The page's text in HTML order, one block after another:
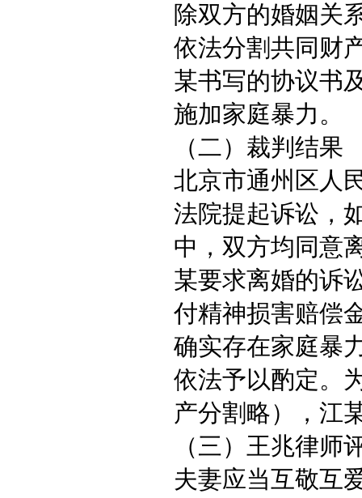
除双方的婚姻关
依法分割共同财
某书写的协议书
施加家庭暴力。
（二）裁判结果
北京市通州区人
法院提起诉讼，
中，双方均同意
某要求离婚的诉
付精神损害赔偿
确实存在家庭暴
依法予以酌定。
产分割略），江
（三）王兆律师
夫妻应当互敬互